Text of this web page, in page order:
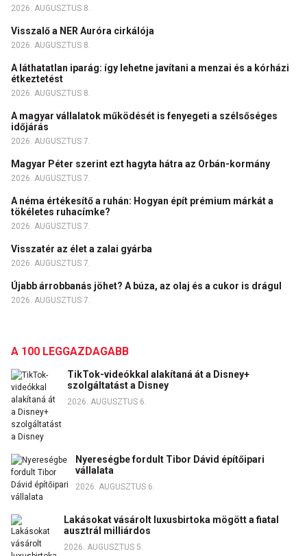
2026. AUGUSZTUS 8.
Visszalő a NER Auróra cirkálója
2026. AUGUSZTUS 8.
A láthatatlan iparág: így lehetne javítani a menzai és a kórházi
étkeztetést
2026. AUGUSZTUS 8.
A magyar vállalatok működését is fenyegeti a szélsőséges
időjárás
2026. AUGUSZTUS 7.
Magyar Péter szerint ezt hagyta hátra az Orbán-kormány
2026. AUGUSZTUS 7.
A néma értékesítő a ruhán: Hogyan épít prémium márkát a
tökéletes ruhacímke?
2026. AUGUSZTUS 7.
Visszatér az élet a zalai gyárba
2026. AUGUSZTUS 7.
Újabb árrobbanás jöhet? A búza, az olaj és a cukor is drágul
2026. AUGUSZTUS 7.
A 100 LEGGAZDAGABB
TikTok-videókkal alakítaná át a Disney+
szolgáltatást a Disney
2026. AUGUSZTUS 6.
Nyereségbe fordult Tibor Dávid építőipari
vállalata
2026. AUGUSZTUS 6.
Lakásokat vásárolt luxusbirtoka mögött a fiatal
ausztrál milliárdos
2026. AUGUSZTUS 5.